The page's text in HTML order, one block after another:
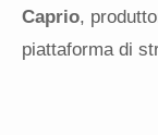
Caprio,
piattaforma di